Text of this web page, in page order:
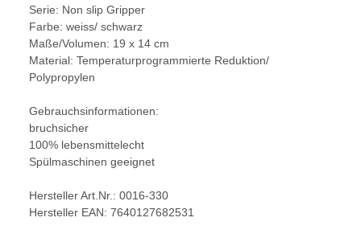
Serie: Non slip Gripper
Farbe: weiss/ schwarz
Maße/Volumen: 19 x 14 cm
Material: Temperaturprogrammierte Reduktion/
Polypropylen
Gebrauchsinformationen:
bruchsicher
100% lebensmittelecht
Spülmaschinen geeignet
Hersteller Art.Nr.: 0016-330
Hersteller EAN: 7640127682531